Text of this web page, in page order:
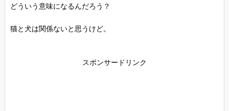
どういう意味になるんだろう？
猫と犬は関係ないと思うけど。
スポンサードリンク